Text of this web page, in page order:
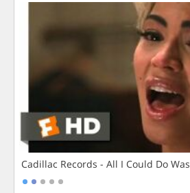
Cadillac Records - All I Could Do